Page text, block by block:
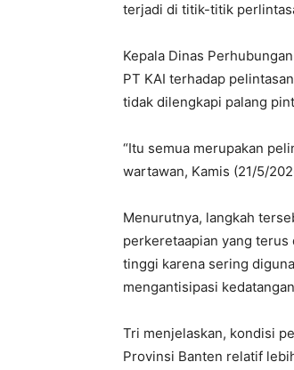
terjadi di titik-titik
Kepala Dinas
PT KAI terhadap
tidak dilengkapi palang
“Itu semua merupakan
wartawan, Kamis (21/5/
Menurutnya, langkah
perkeretaapian yang
tinggi karena sering
mengantisipasi
Tri menjelaskan, kondisi
Provinsi Banten relatif